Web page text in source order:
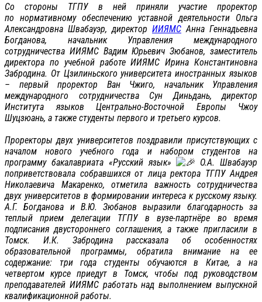
Со стороны ТГПУ в ней приняли участие проректор
по нормативному обеспечению уставной деятельности Ольга
Александровна Швабауэр, директор ИИЯМС Анна Геннадьевна
Богданова, начальник Управления международного
сотрудничества ИИЯМС Вадим Юрьевич Зюбанов, заместитель
директора по учебной работе ИИЯМС Ирина Константиновна
Забродина. От Цзилиньского университета иностранных языков
– первый проректор Ван Чжиго, начальник Управления
международного сотрудничества Сун Диньдань, директор
Института языков Центрально-Восточной Европы Чжоу
Шуцзюань, а также студенты первого и третьего курсов.
Проректоры двух университетов поздравили присутствующих с
началом нового учебного года и набором студентов на
программу бакалавриата «Русский язык»
О.А. Швабауэр
поприветствовала собравшихся от лица ректора ТГПУ Андрея
Николаевича Макаренко, отметила важность сотрудничества
двух университетов в формировании интереса к русскому языку.
А.Г. Богданова и В.Ю. Зюбанов выразили благодарность за
теплый прием делегации ТГПУ в вузе-партнëре во время
подписания двустороннего соглашения, а также пригласили в
Томск. И.К. Забродина рассказала об особенностях
образовательной программы, обратила внимание на ее
содержание: три года студенты обучаются в Китае, а на
четвертом курсе приедут в Томск, чтобы под руководством
преподавателей ИИЯМС работать над выполнением выпускной
квалификационной работы.